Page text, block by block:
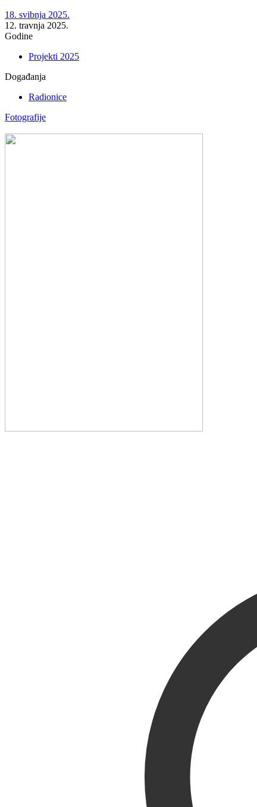
18. svibnja 2025.
12. travnja 2025.
Godine
Projekti 2025
Događanja
Radionice
Fotografije